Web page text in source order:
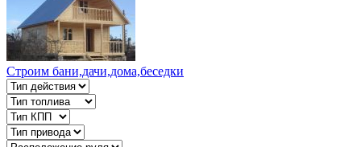
Строим бани,дачи,дома,беседки